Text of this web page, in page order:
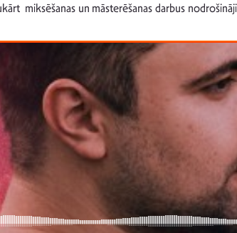
miksēšanas un māsterēšanas darbus